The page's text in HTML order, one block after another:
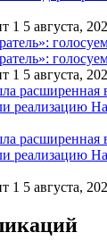
1 5 августа,
1 5 августа,
расширенная
реализацию
расширенная
реализацию
1 5 августа,